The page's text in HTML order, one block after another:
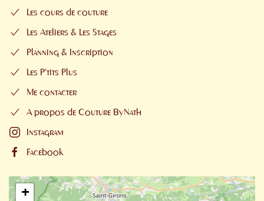
Les cours de couture
Les Ateliers & Les Stages
Planning & Inscription
Les P'tits Plus
Me contacter
A propos de Couture ByNath
Instagram
Facebook
+